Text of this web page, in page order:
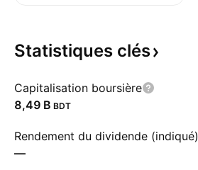
Statistiques clés
Capitalisation boursière
‪8,49 B‬ BDT
Rendement du dividende (indiqué)
—